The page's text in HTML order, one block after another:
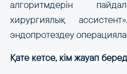
алгоритмдерін
хирургиялық
эндопротездеу
Қате кетсе, кім жауап